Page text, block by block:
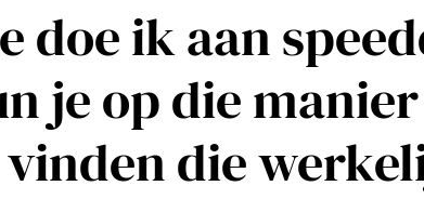
doe ik aan
je op die
die